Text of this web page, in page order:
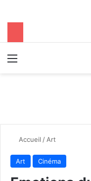
Accueil /Art
Art Cinéma